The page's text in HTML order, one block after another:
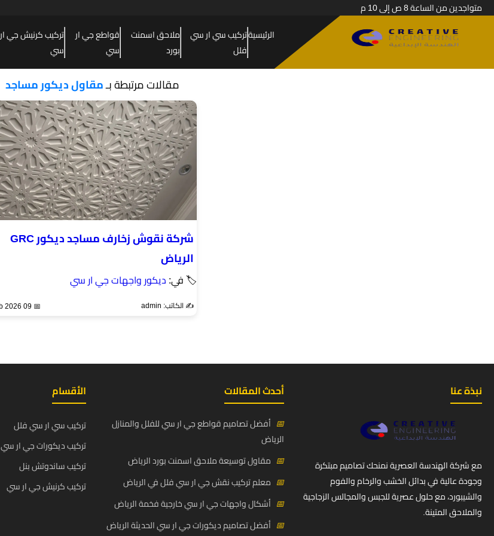
متواجدين من الساعة 8 ص إلى 10 م
الرئيسيةتركيب سي ار سي
فلل
ملاحق اسمنت
بورد
قواطع جي ار
سي
تركيب كرنيش جي ار
سي
مقالات مرتبطة بـمقاول ديكور مساجد
شركة نقوش زخارف مساجد ديكور GRC
الرياض
🏷 في: ديكور واجهات جي ار سي
✍️ الكاتب: admin 📅 09 Feb 2026
نبذة عنا
مع شركة الهندسة العصرية نمنحك تصاميم مبتكرة
وجودة عالية في بدائل الخشب والرخام والفوم
والشيبورد، مع حلول عصرية للجبس والمجالس الزجاجية
والملاحق المتينة.
أحدث المقالات
📅 أفضل تصاميم قواطع جي ار سي للفلل والمنازل
الرياض
📅 مقاول توسيعة ملاحق اسمنت بورد الرياض
📅 معلم تركيب نقش جي ار سي فلل في الرياض
📅 أشكال واجهات جي ار سي خارجية فخمة الرياض
📅 أفضل تصاميم ديكورات جي ار سي الحديثة الرياض
الأقسام
تركيب سي ار سي فلل
تركيب ديكورات جي ار سي
تركيب ساندوتش بنل
تركيب كرنيش جي ار سي